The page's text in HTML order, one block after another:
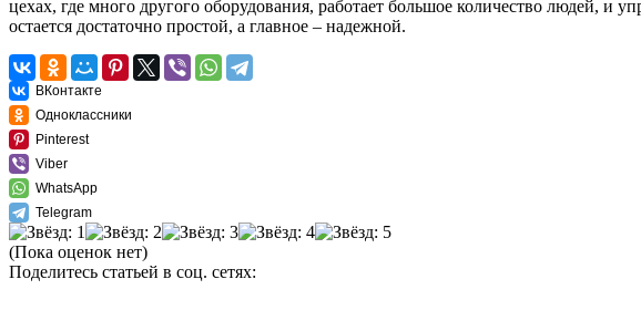
цехах, где много другого оборудования, работает большое количество людей, и
остается достаточно простой, а главное – надежной.
ВКонтакте
Одноклассники
Pinterest
Viber
WhatsApp
Telegram
(Пока оценок нет)
Поделитесь статьей в соц. сетях: